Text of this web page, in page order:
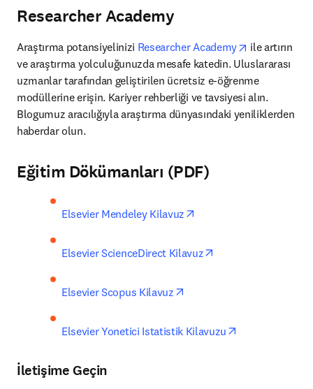
Researcher Academy
Araştırma potansiyelinizi Researcher Academy opens in
ile artırın
ve araştırma yolculuğunuzda mesafe katedin. Uluslararası
uzmanlar tarafından geliştirilen ücretsiz e-öğrenme
modüllerine erişin. Kariyer rehberliği ve tavsiyesi alın.
Blogumuz aracılığıyla araştırma dünyasındaki yeniliklerden
haberdar olun.
Eğitim Dökümanları (PDF)
Elsevier Mendeley Kilavuz
Elsevier ScienceDirect Kilavuz
Elsevier Scopus Kilavuz
Elsevier Yonetici Istatistik Kilavuzu
İletişime Geçin